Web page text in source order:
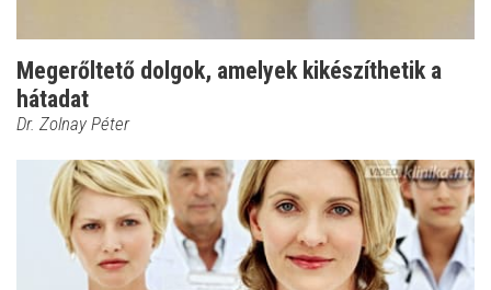
Megerőltető dolgok, amelyek kikészíthetik a
hátadat
Dr. Zolnay Péter